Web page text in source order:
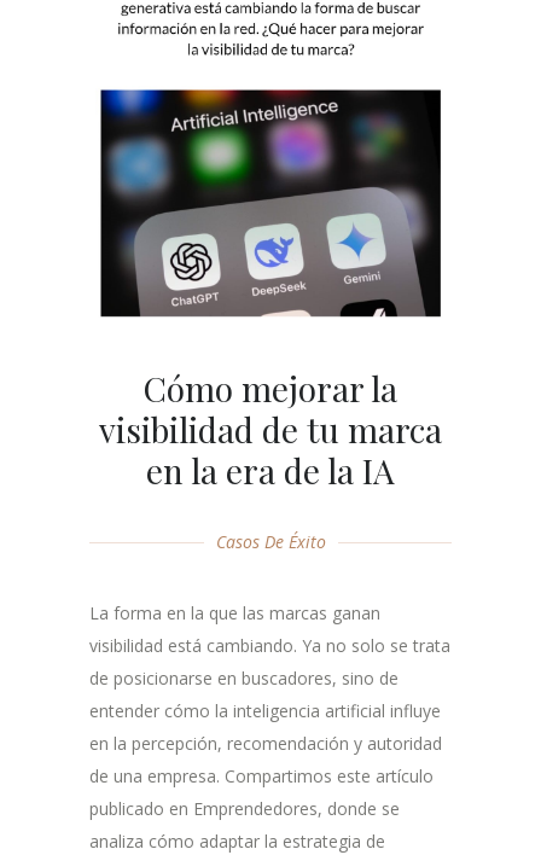
Cómo mejorar la
visibilidad de tu marca
en la era de la IA
Casos De Éxito
La forma en la que las marcas ganan
visibilidad está cambiando. Ya no solo se trata
de posicionarse en buscadores, sino de
entender cómo la inteligencia artificial influye
en la percepción, recomendación y autoridad
de una empresa. Compartimos este artículo
publicado en Emprendedores, donde se
analiza cómo adaptar la estrategia de